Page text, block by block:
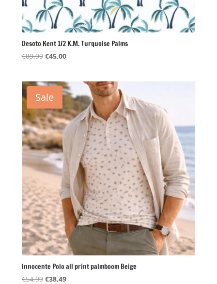
Desoto Kent 1/2 K.M. Turquoise Palms
€89,99 Oorspronkelijke
€89,99.
€45,00Huidige
€45,00.
Sale
Innocente Polo all print palmboom Beige
€54,99 Oorspronkelijke
€38,49Huidige